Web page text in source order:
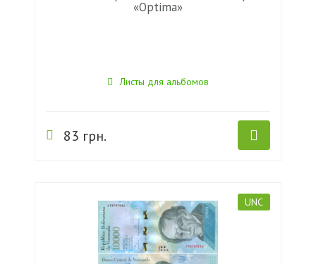
«Optima»
Листы для альбомов
83 грн.
UNC